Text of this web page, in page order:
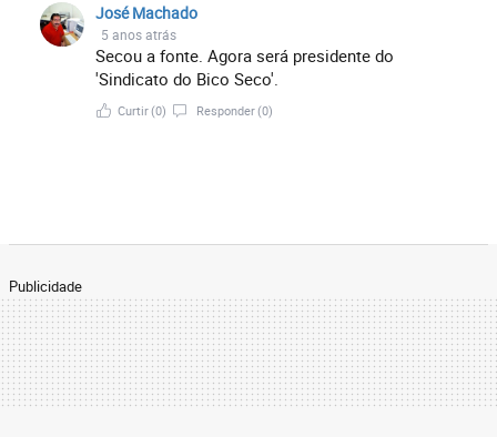
José Machado
5 anos atrás
Secou a fonte. Agora será presidente do
'Sindicato do Bico Seco'.
Curtir(0) Responder(0)
Publicidade